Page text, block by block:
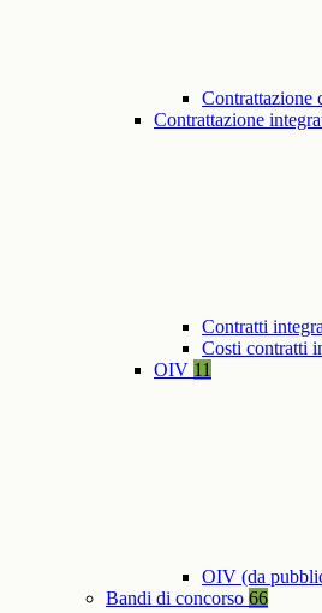
Contrattazione
Contrattazione
Contratti
Costi contratti
OIV 11
OIV (da
Bandi di concorso 66